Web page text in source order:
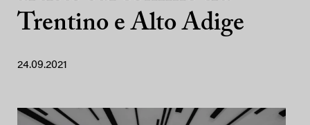
Trentino e Alto Adige
24.09.2021